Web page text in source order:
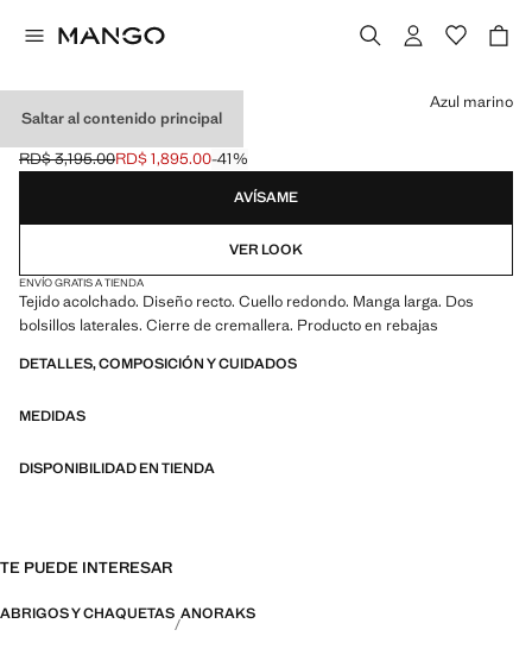
Saltar al contenido principal
ANORAK ACOLCHADO
Precio inicial tachado [RD$ 3,195.00 ]
RD$ 3,195.00
Precio actual [RD$ 1,895.00 ]
RD$ 1,895.00-41%
Selecciona un color
Azul marino
AVÍSAME
VER LOOK
ENVÍO GRATIS A TIENDA
Tejido acolchado. Diseño recto. Cuello redondo. Manga larga. Dos
bolsillos laterales. Cierre de cremallera. Producto en rebajas
DETALLES, COMPOSICIÓN Y CUIDADOS
MEDIDAS
DISPONIBILIDAD EN TIENDA
TE PUEDE INTERESAR
ABRIGOS Y CHAQUETAS ANORAKS